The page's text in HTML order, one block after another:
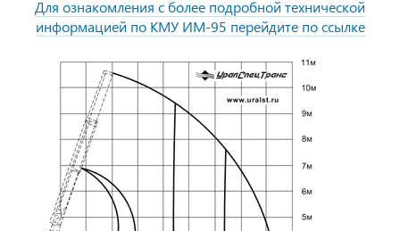
Для ознакомления с более подробной технической
информацией по КМУ ИМ-95 перейдите по ссылке